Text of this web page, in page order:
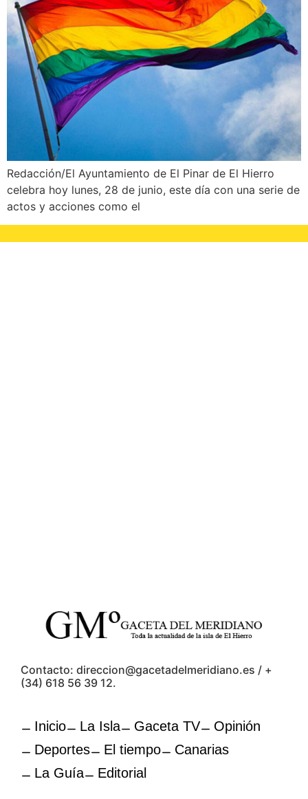
Redacción/El Ayuntamiento de El Pinar de El Hierro
celebra hoy lunes, 28 de junio, este día con una serie de
actos y acciones como el
Contacto: direccion@gacetadelmeridiano.es / +
(34) 618 56 39 12.
Inicio La Isla Gaceta TV
Opinión
Deportes
El tiempo
Canarias
La Guía
Editorial